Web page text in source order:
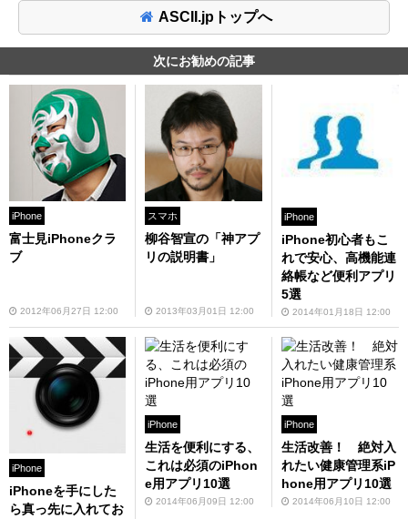
ASCII.jpトップへ
次にお勧めの記事
iPhone
富士見iPhoneクラ
ブ
2012年06月27日 12:00
スマホ
柳谷智宣の「神アプ
リの説明書」
2013年03月01日 12:00
iPhone
iPhone初心者もこ
れで安心、高機能連
絡帳など便利アプリ
5選
2014年01月18日 12:00
iPhone
iPhoneを手にした
ら真っ先に入れてお
iPhone
生活を便利にする、
これは必須のiPhon
e用アプリ10選
2014年06月09日 12:00
iPhone
生活改善！ 絶対入
れたい健康管理系iP
hone用アプリ10選
2014年06月10日 12:00